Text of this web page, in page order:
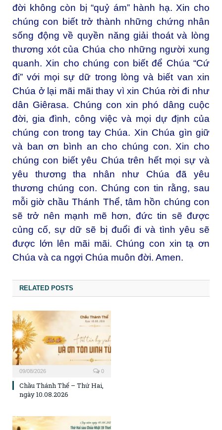
đời không còn bị “quỷ ám” hành hạ. Xin cho
chúng con biết trở thành những chứng nhân
sống động về quyền năng giải thoát và lòng
thương xót của Chúa cho những người xung
quanh. Xin cho chúng con biết để Chúa “Cứ
đi” với mọi sự dữ trong lòng và biết van xin
Chúa ở lại mãi mãi thay vì xin Chúa rời đi như
dân Giêrasa. Chúng con xin phó dâng cuộc
đời, gia đình, công việc và mọi dự định của
chúng con trong tay Chúa. Xin Chúa gìn giữ
và ban ơn bình an cho chúng con. Xin cho
chúng con biết yêu Chúa trên hết mọi sự và
yêu thương tha nhân như Chúa đã yêu
thương chúng con. Chúng con tin rằng, sau
mỗi giờ chầu Thánh Thể, tâm hồn chúng con
sẽ trở nên mạnh mẽ hơn, đức tin sẽ được
củng cố, sự dữ sẽ bị đuổi đi và tình yêu sẽ
được lớn lên mãi mãi. Chúng con xin tạ ơn
Chúa và ca ngợi Chúa muôn đời. Amen.
RELATED POSTS
09/08/2026 0
Chầu Thánh Thể – Thứ Hai,
ngày 10.08.2026